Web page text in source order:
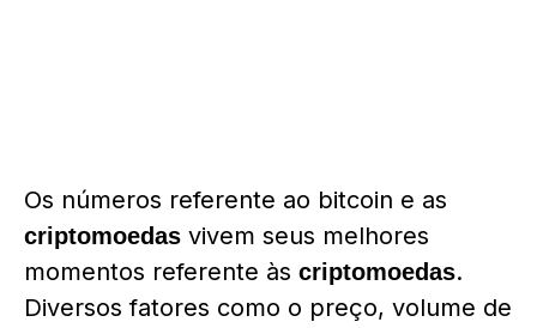
Os números referente ao bitcoin e as
criptomoedas vivem seus melhores
momentos referente às criptomoedas.
Diversos fatores como o preço, volume de